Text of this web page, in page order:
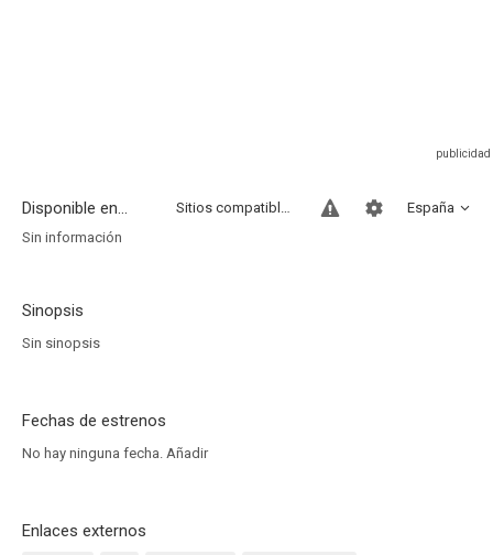
Disponible en... España
Sitios compatibles
Sin información
Sinopsis
Sin sinopsis
Fechas de estrenos
No hay ninguna fecha. Añadir
Enlaces externos